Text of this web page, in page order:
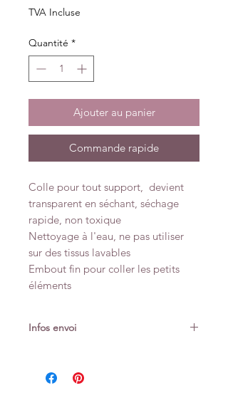
TVA Incluse
Quantité *
Ajouter au panier
Commande rapide
Colle pour tout support, devient
transparent en séchant, séchage
rapide, non toxique
Nettoyage à l'eau, ne pas utiliser
sur des tissus lavables
Embout fin pour coller les petits
éléments
Infos envoi